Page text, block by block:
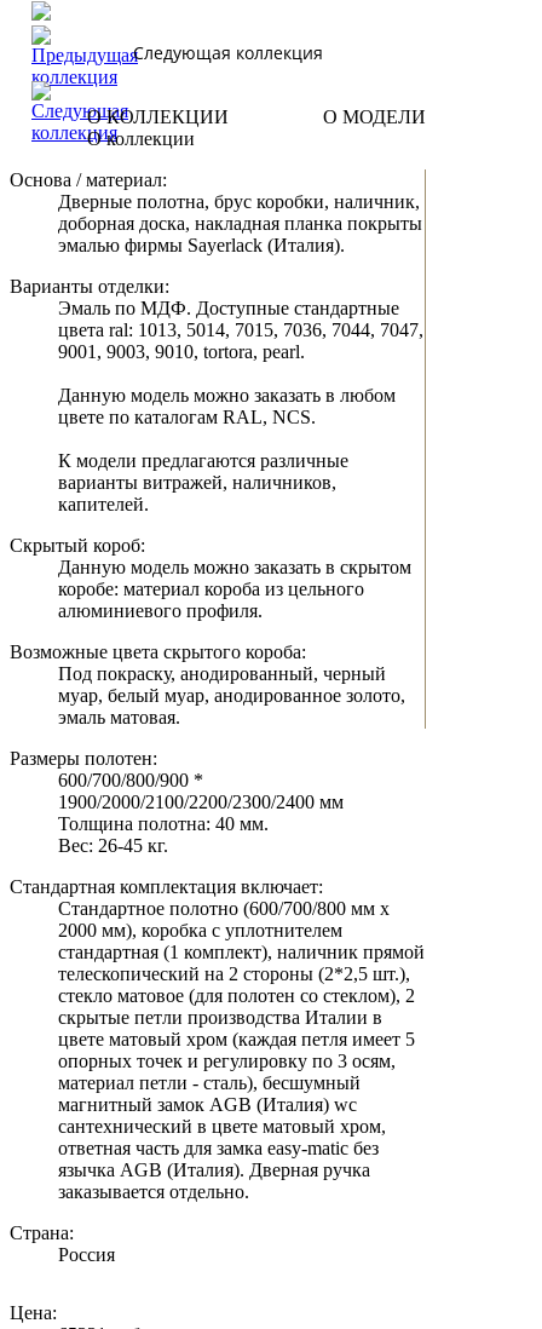
Следующая коллекция
О КОЛЛЕКЦИИ
О МОДЕЛИ
О коллекции
Основа / материал:
Дверные полотна, брус коробки, наличник,
доборная доска, накладная планка покрыты
эмалью фирмы Sayerlack (Италия).
Варианты отделки:
Эмаль по МДФ. Доступные стандартные
цвета ral: 1013, 5014, 7015, 7036, 7044, 7047,
9001, 9003, 9010, tortora, pearl.
Данную модель можно заказать в любом
цвете по каталогам RAL, NCS.
К модели предлагаются различные
варианты витражей, наличников,
капителей.
Скрытый короб:
Данную модель можно заказать в скрытом
коробе: материал короба из цельного
алюминиевого профиля.
Возможные цвета скрытого короба:
Под покраску, анодированный, черный
муар, белый муар, анодированное золото,
эмаль матовая.
Размеры полотен:
600/700/800/900 *
1900/2000/2100/2200/2300/2400 мм
Толщина полотна: 40 мм.
Вес: 26-45 кг.
Стандартная комплектация включает:
Стандартное полотно (600/700/800 мм х
2000 мм), коробка с уплотнителем
стандартная (1 комплект), наличник прямой
телескопический на 2 стороны (2*2,5 шт.),
стекло матовое (для полотен со стеклом), 2
скрытые петли производства Италии в
цвете матовый хром (каждая петля имеет 5
опорных точек и регулировку по 3 осям,
материал петли - сталь), бесшумный
магнитный замок AGB (Италия) wc
сантехнический в цвете матовый хром,
ответная часть для замка easy-matic без
язычка AGB (Италия). Дверная ручка
заказывается отдельно.
Страна:
Россия
Цена: